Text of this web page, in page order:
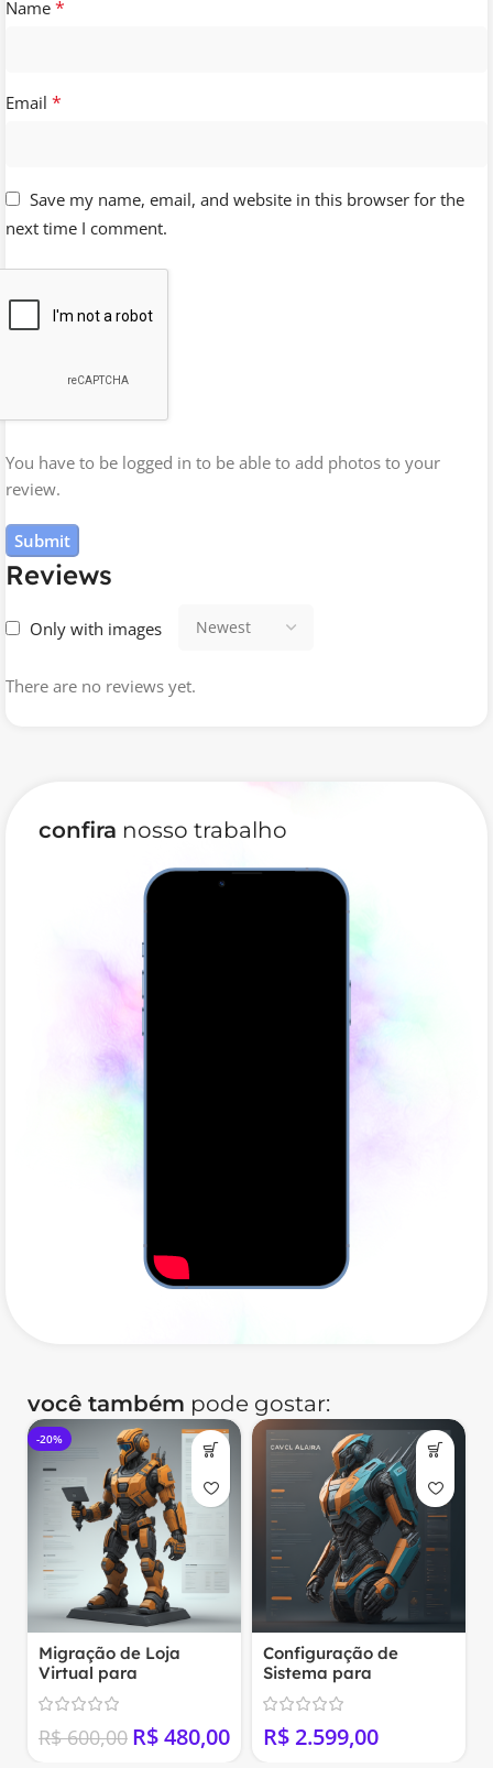
Reviews
Only with images
There are no reviews yet.
Name *
Email *
Save my name, email, and website in this browser for the
next time I comment.
You have to be logged in to be able to add photos to your
review.
confira nosso trabalho
você também pode gostar:
-20%
Migração de Loja
Virtual para
Woocommerce
R$600,00 R$480,00
Configuração de
Sistema para
MarketPlace
(WordPress+Woocomm
erce)
R$